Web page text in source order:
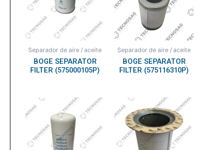
Separador de aire / aceite
BOGE SEPARATOR
FILTER (575000105P)
Separador de aire / aceite
BOGE SEPARATOR
FILTER (575116310P)